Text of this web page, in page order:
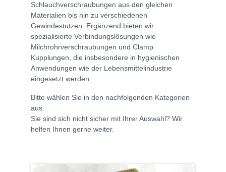
Schlauchverschraubungen aus den gleichen
Materialien bis hin zu verschiedenen
Gewindestutzen. Ergänzend bieten wir
spezialisierte Verbindungslösungen wie
Milchrohrverschraubungen und Clamp
Kupplungen, die insbesondere in hygienischen
Anwendungen wie der Lebensmittelindustrie
eingesetzt werden.
Bitte wählen Sie in den nachfolgenden Kategorien
aus.
Sie sind sich nicht sicher mit Ihrer Auswahl? Wir
helfen Ihnen gerne weiter.